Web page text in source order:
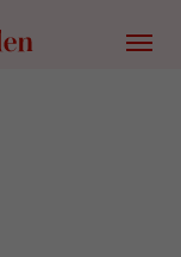
Menü